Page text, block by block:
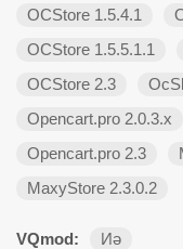
OCStore 1.5.4.1
OCStore 1.5.5.1.1
OCStore 2.3
Opencart.pro 2.0.3.х
Opencart.pro 2.3
MaxyStore 2.3.0.2
VQmod: Иә